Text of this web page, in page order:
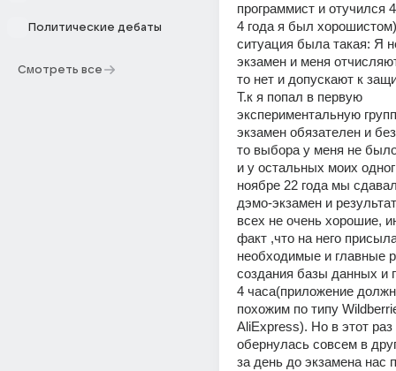
Политические дебаты
Смотреть все
программист и отучился
4 года я был
ситуация была такая: Я
экзамен и меня
то нет и допускают к
Т.к я попал в первую
экспериментальную
экзамен обязателен и
то выбора у меня не
и у остальных моих
ноябре 22 года мы
дэмо-экзамен и
всех не очень хорошие,
факт ,что на него
необходимые и главные
создания базы данных и
4 часа(приложение
похожим по типу
AliExpress). Но в этот раз
обернулась совсем в
за день до экзамена нас